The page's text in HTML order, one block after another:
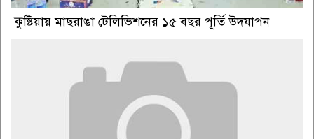
কুষ্টিয়ায় মাছরাঙা টেলিভিশনের ১৫ বছর পূর্তি উদযাপন